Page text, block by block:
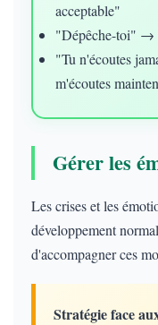
acceptable"
"Dépêche-toi" →
"Tu n'écoutes
m'écoutes
Gérer les
Les crises et les
développement
d'accompagner ces
Stratégie face